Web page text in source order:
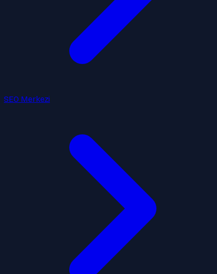
SEO Merkezi